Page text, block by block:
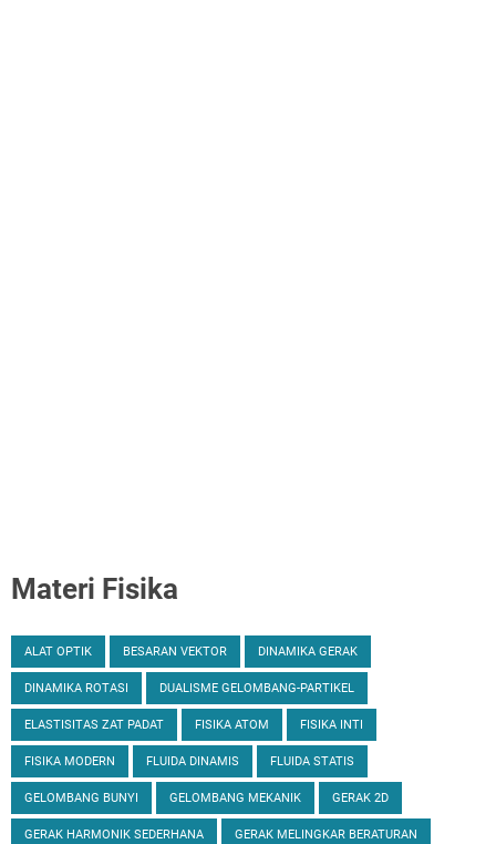
Materi Fisika
ALAT OPTIK BESARAN VEKTOR DINAMIKA GERAK
DINAMIKA ROTASI DUALISME GELOMBANG-PARTIKEL
ELASTISITAS ZAT PADAT FISIKA ATOM FISIKA INTI
FISIKA MODERN FLUIDA DINAMIS FLUIDA STATIS
GELOMBANG BUNYI GELOMBANG MEKANIK GERAK 2D
GERAK HARMONIK SEDERHANA GERAK MELINGKAR BERATURAN